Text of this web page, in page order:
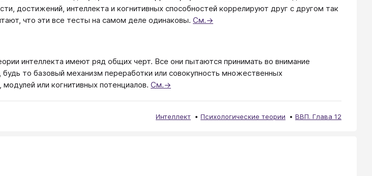
достижений, интеллекта и когнитивных способностей коррелируют друг с другом так
что эти все тесты на самом деле одинаковы. См.→
интеллекта имеют ряд общих черт. Все они пытаются принимать во внимание
будь то базовый механизм переработки или совокупность множественных
или когнитивных потенциалов. См.→
Интеллект Психологические теории ВВП. Глава 12